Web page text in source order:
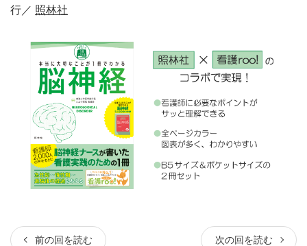
行／ 照林社
前の回を読む 次の回を読む